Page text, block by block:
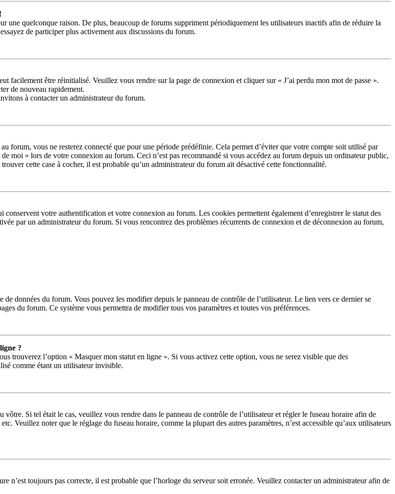
une quelconque raison. De plus, beaucoup de forums suppriment périodiquement les utilisateurs inactifs afin de réduire la
de participer plus activement aux discussions du forum.
facilement être réinitialisé. Veuillez vous rendre sur la page de connexion et cliquer sur « J’ai perdu mon mot de passe ».
de nouveau rapidement.
à contacter un administrateur du forum.
forum, vous ne resterez connecté que pour une période prédéfinie. Cela permet d’éviter que votre compte soit utilisé par
moi » lors de votre connexion au forum. Ceci n’est pas recommandé si vous accédez au forum depuis un ordinateur public,
cette case à cocher, il est probable qu’un administrateur du forum ait désactivé cette fonctionnalité.
votre authentification et votre connexion au forum. Les cookies permettent également d’enregistrer le statut des
par un administrateur du forum. Si vous rencontrez des problèmes récurrents de connexion et de déconnexion au forum,
de données du forum. Vous pouvez les modifier depuis le panneau de contrôle de l’utilisateur. Le lien vers ce dernier se
du forum. Ce système vous permettra de modifier tous vos paramètres et toutes vos préférences.
?
trouverez l’option « Masquer mon statut en ligne ». Si vous activez cette option, vous ne serez visible que des
comme étant un utilisateur invisible.
Si tel était le cas, veuillez vous rendre dans le panneau de contrôle de l’utilisateur et régler le fuseau horaire afin de
Veuillez noter que le réglage du fuseau horaire, comme la plupart des autres paramètres, n’est accessible qu’aux utilisateurs
n’est toujours pas correcte, il est probable que l’horloge du serveur soit erronée. Veuillez contacter un administrateur afin de